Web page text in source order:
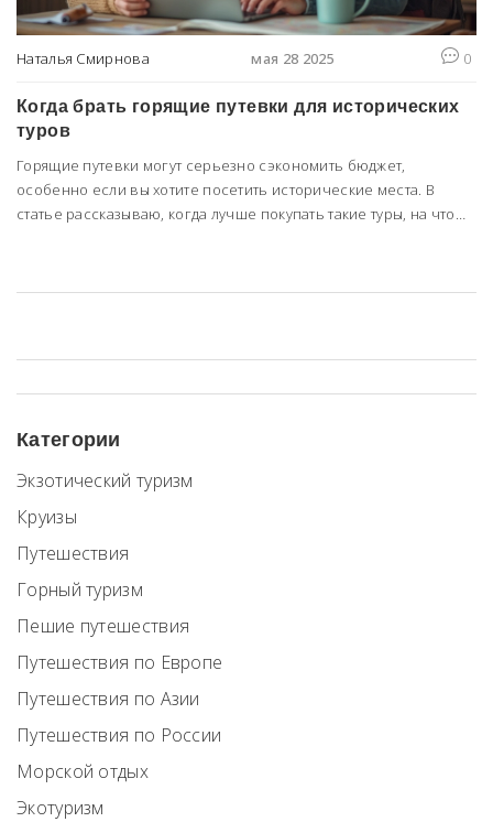
Наталья Смирнова мая 28 2025 0
Когда брать горящие путевки для исторических
туров
Горящие путевки могут серьезно сэкономить бюджет,
особенно если вы хотите посетить исторические места. В
статье рассказываю, когда лучше покупать такие туры, на что
Категории
Экзотический туризм
Круизы
Путешествия
Горный туризм
Пешие путешествия
Путешествия по Европе
Путешествия по Азии
Путешествия по России
Морской отдых
Экотуризм